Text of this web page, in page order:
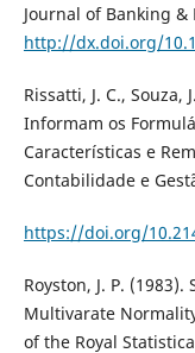
Journal of Banking &
http://dx.doi.org/
Rissatti, J. C., Souza,
Informam os
Características e
Contabilidade e
https://doi.org/
Royston, J. P.
Multivarate
of the Royal